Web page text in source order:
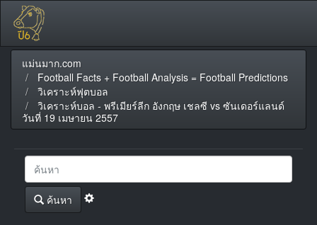
แม่นมาก.com
Football Facts + Football Analysis = Football Predictions
วิเคราะห์ฟุตบอล
วิเคราะห์บอล - พรีเมียร์ลีก อังกฤษ เชลซี vs ซันเดอร์แลนด์
วันที่ 19 เมษายน 2557
ค้นหา